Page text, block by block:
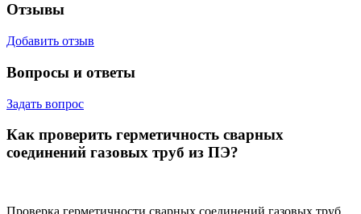
Отзывы
Добавить отзыв
Вопросы и ответы
Задать вопрос
Как проверить герметичность сварных
соединений газовых труб из ПЭ?
Проверка герметичности сварных соединений газовых труб